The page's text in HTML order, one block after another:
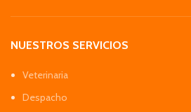
NUESTROS SERVICIOS
Veterinaria
Despacho